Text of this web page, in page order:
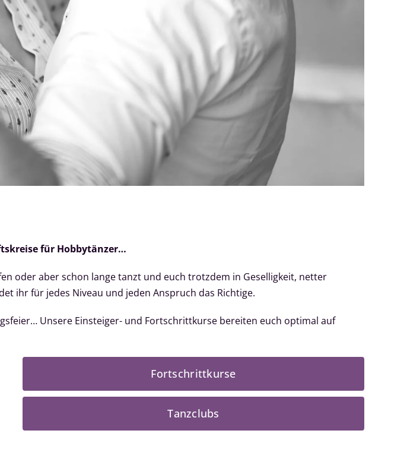
für Hobbytänzer…
oder aber schon lange tanzt und euch trotzdem in Geselligkeit, netter
ihr für jedes Niveau und jeden Anspruch das Richtige.
Unsere Einsteiger- und Fortschrittkurse bereiten euch optimal auf
Fortschrittkurse
Tanzclubs